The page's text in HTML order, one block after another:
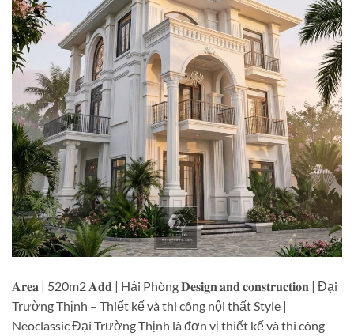
𝐀𝐫𝐞𝐚 | 520m2 𝐀𝐝𝐝 | Hải Phòng 𝐃𝐞𝐬𝐢𝐠𝐧 𝐚𝐧𝐝 𝐜𝐨𝐧𝐬𝐭𝐫𝐮𝐜𝐭𝐢𝐨𝐧 | Đại
Trường Thịnh – Thiết kế và thi công nội thất Style |
Neoclassic Đại Trường Thịnh là đơn vị thiết kế và thi công